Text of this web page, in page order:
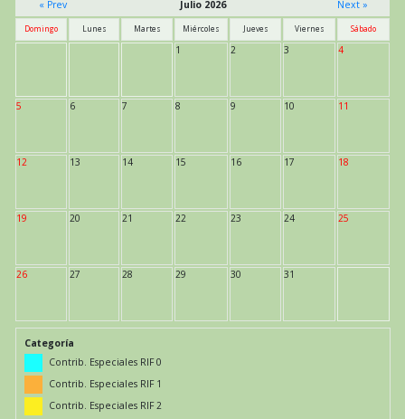
« Prev Julio 2026 Next »
Domingo Lunes Martes Miércoles Jueves Viernes Sábado
1 2 3 4
5 6 7 8 9 10 11
12 13 14 15 16 17 18
19 20 21 22 23 24 25
26 27 28 29 30 31
Categoría
Contrib. Especiales RIF 0
Contrib. Especiales RIF 1
Contrib. Especiales RIF 2